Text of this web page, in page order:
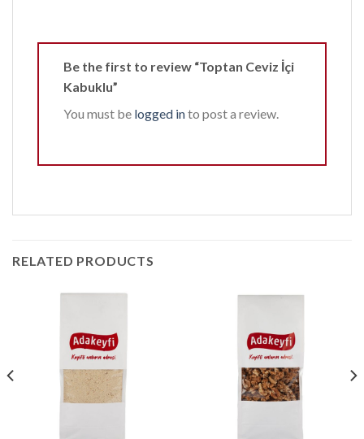
Be the first to review “Toptan Ceviz İçi
Kabuklu”
You must be logged into post a review.
RELATED PRODUCTS